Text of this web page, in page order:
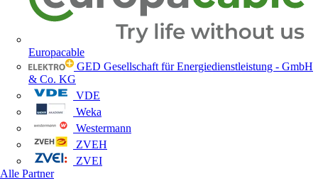
Europacable
GED Gesellschaft für Energiedienstleistung - GmbH
& Co. KG
VDE
Weka
Westermann
ZVEH
ZVEI
Alle Partner